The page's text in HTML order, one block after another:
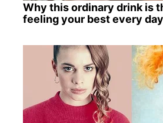
Why this ordinary drink is
feeling your best every day